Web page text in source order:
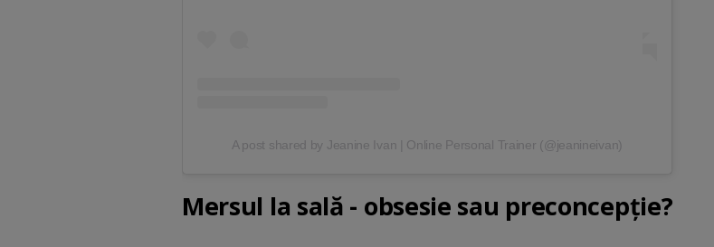
A post shared by Jeanine Ivan | Online Personal Trainer (@jeanineivan)
Mersul la sală - obsesie sau preconcepție?